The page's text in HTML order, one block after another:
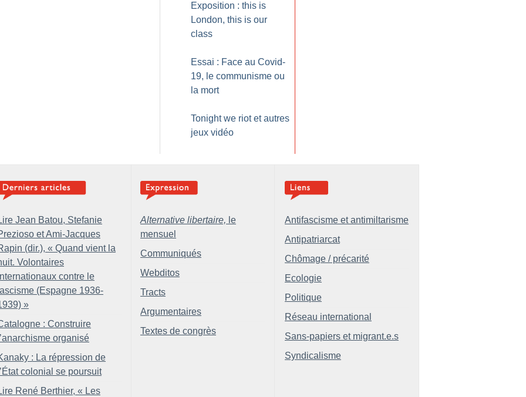
Exposition : this is
London, this is our
class
Essai : Face au Covid-
19, le communisme ou
la mort
Tonight we riot et autres
jeux vidéo
Jean Batou, Stefanie
et Ami-Jacques
(dir.), « Quand vient la
Volontaires
contre le
(Espagne 1936-
»
: Construire
organisé
: La répression de
colonial se poursuit
René Berthier, « Les
Alternative libertaire, le
mensuel
Communiqués
Webditos
Tracts
Argumentaires
Textes de congrès
Antifascisme et antimiltarisme
Antipatriarcat
Chômage / précarité
Ecologie
Politique
Réseau international
Sans-papiers et migrant.e.s
Syndicalisme